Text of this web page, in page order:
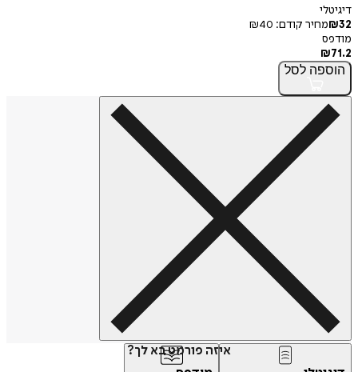
דיגיטלי
₪32 מחיר קודם: ₪40
מודפס
₪71.2
הוספה לסל
איזה פורמט בא לך?